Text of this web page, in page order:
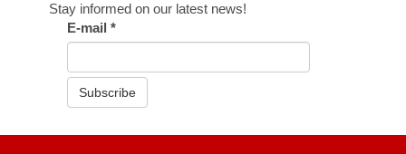
Stay informed on our latest news!
E-mail*
Subscribe